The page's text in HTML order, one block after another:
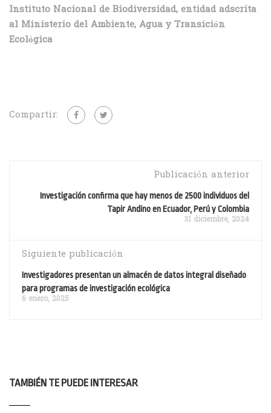
Instituto Nacional de Biodiversidad, entidad adscrita
al Ministerio del Ambiente, Agua y Transición
Ecológica
Compartir:
Publicación anterior
Investigación confirma que hay menos de 2500 individuos del
Tapir Andino en Ecuador, Perú y Colombia
31 diciembre, 2024
Siguiente publicación
Investigadores presentan un almacén de datos integral diseñado
para programas de investigación ecológica
6 enero, 2025
TAMBIÉN TE PUEDE INTERESAR